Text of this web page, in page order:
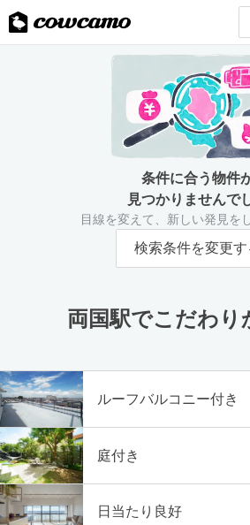
条件に合う物件
見つかりませんで
目線を変えて、新しい発見を
検索条件を変更す
両国駅でこだわり
ルーフバルコニー付き
庭付き
日当たり良好